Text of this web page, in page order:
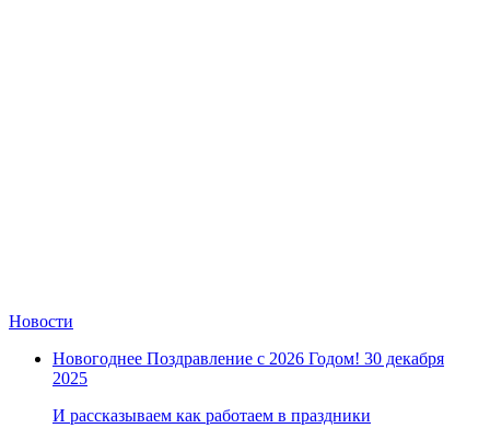
Новости
Новогоднее Поздравление с 2026 Годом! 30 декабря
2025
И рассказываем как работаем в праздники